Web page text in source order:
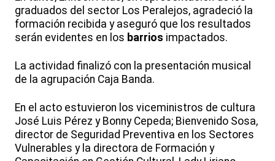
graduados del sector Los Peralejos, agradeció la
formación recibida y aseguró que los resultados
serán evidentes en los barrios impactados.
La actividad finalizó con la presentación musical
de la agrupación Caja Banda.
En el acto estuvieron los viceministros de cultura
José Luis Pérez y Bonny Cepeda; Bienvenido Sosa,
director de Seguridad Preventiva en los Sectores
Vulnerables y la directora de Formación y